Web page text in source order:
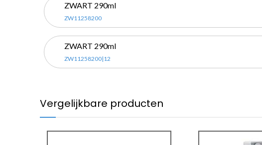
ZWART 290ml
ZW11258200
ZWART 290ml
ZW11258200|12
Vergelijkbare producten